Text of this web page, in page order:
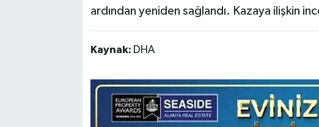
ardından yeniden sağlandı. Kazaya ilişkin
Kaynak: DHA